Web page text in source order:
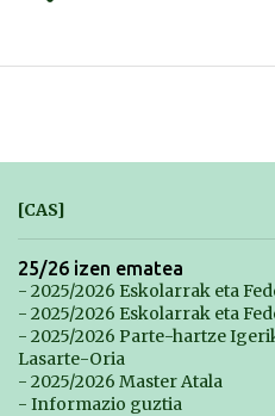
[CAS]
25/26 izen ematea
- 2025/2026 Eskolarrak eta
- 2025/2026 Eskolarrak eta
- 2025/2026 Parte-hartze
Lasarte-Oria
- 2025/2026 Master Atala
- Informazio guztia